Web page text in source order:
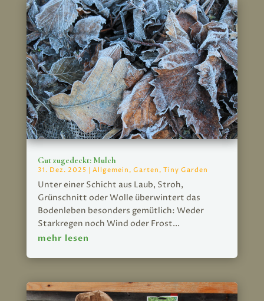
Gut zugedeckt: Mulch
31. Dez. 2025 | Allgemein , Garten , Tiny Garden
Unter einer Schicht aus Laub, Stroh,
Grünschnitt oder Wolle überwintert das
Bodenleben besonders gemütlich: Weder
Starkregen noch Wind oder Frost...
mehr lesen